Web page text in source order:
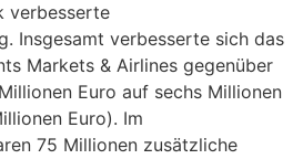
verbesserte
Insgesamt verbesserte sich das
Markets & Airlines gegenüber
Euro auf sechs Millionen
Euro). Im
75 Millionen zusätzliche